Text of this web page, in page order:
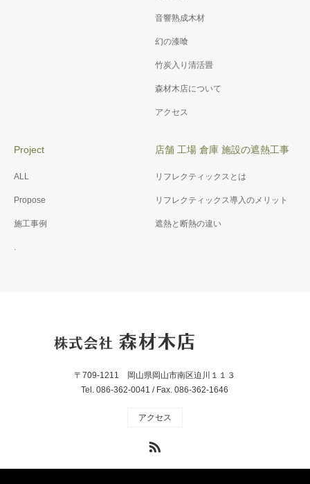
音響熟成木材
幻の漆喰
竹炭入り清活畳
森材木店について
アクセス
Project
ALL
Propose
施工事例
店舗 工場 倉庫 施設の遮熱工事
リフレクティックスとは
リフレクティックス導入のメリット
遮熱と断熱の違い
〒709-1211 岡山県岡山市南区迫川１１３
Tel. 086-362-0041 / Fax. 086-362-1646
アクセス